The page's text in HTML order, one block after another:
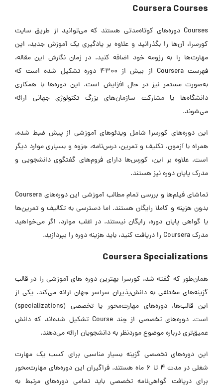
Coursera Courses
Courses دوره‌های کوتاه‌مدتی هستند که می‌توانید از طریق سایت
کورسرا، آن‌ها را بگذرانید و علاوه بر یادگیری یک آموزش جدید، این
مهارت‌ها را به رزومه خود اضافه کنید. در زمان نگارش این مقاله،
فهرست Coursera از بیش از 4300 دوره تشکیل شده است که
به‌صورت مستمر نیز در حال افزایش است. این دوره‌ها با همکاری
دانشگاه‌ها یا مشارکت سازمان‌های بزرگ تکنولوژی جهانی ارائه
می‌شوند.
این دوره‌های کورسرا شامل ویدئوهای آموزشی از پیش ضبط شده،
همراه با آزمون، تکلیف و تمرین، درس‌نامه، جزوه و بسیاری موارد دیگر
است. علاوه بر این، کورس‌ها دارای فروم‌های گفتگوی دانشجویی و
مدرک پایان دوره نیز هستند.
تماشای فیلم‌ها و بررسی تمام مطالب آموزشی این دوره‌های Coursera
بدون هزینه و کاملا رایگان هستند. اما دسترسی به تکالیف و تمرین‌ها
یا گواهی پایان دوره، رایگان نیستند. در اغلب موارد، اگر می‌خواهید
مدرک Coursera را دریافت کنید، باید هزینه دوره را بپردازید.
Coursera Specializations
همان‌طور که گفته شد، کورسرا بهترین دوره های آموزشی را در قالب
گزینه‌های مختلفی به دانش‌پذیران سراسر جهان ارائه می‌کند. یکی از
این قالب‌ها، دوره‌های مهارت‌محور یا تخصصی (specializations)
است. دوره‌های تخصصی از چند Course تشکیل شده‌اند که دانش
عمیق‌تری درباره موضوع موردنظر به دانشجویان ارائه می‌دهند.
این دوره‌های تخصصی گزینه بسیار مناسبی برای کسب یک مهارت
شغلی در مدت 4 تا 6 ماه هستند. فراگیران این دوره‌های مهارت‌محور
برای دریافت گواهی‌نامه تخصصی باید تمامی دوره‌های مرتبط به